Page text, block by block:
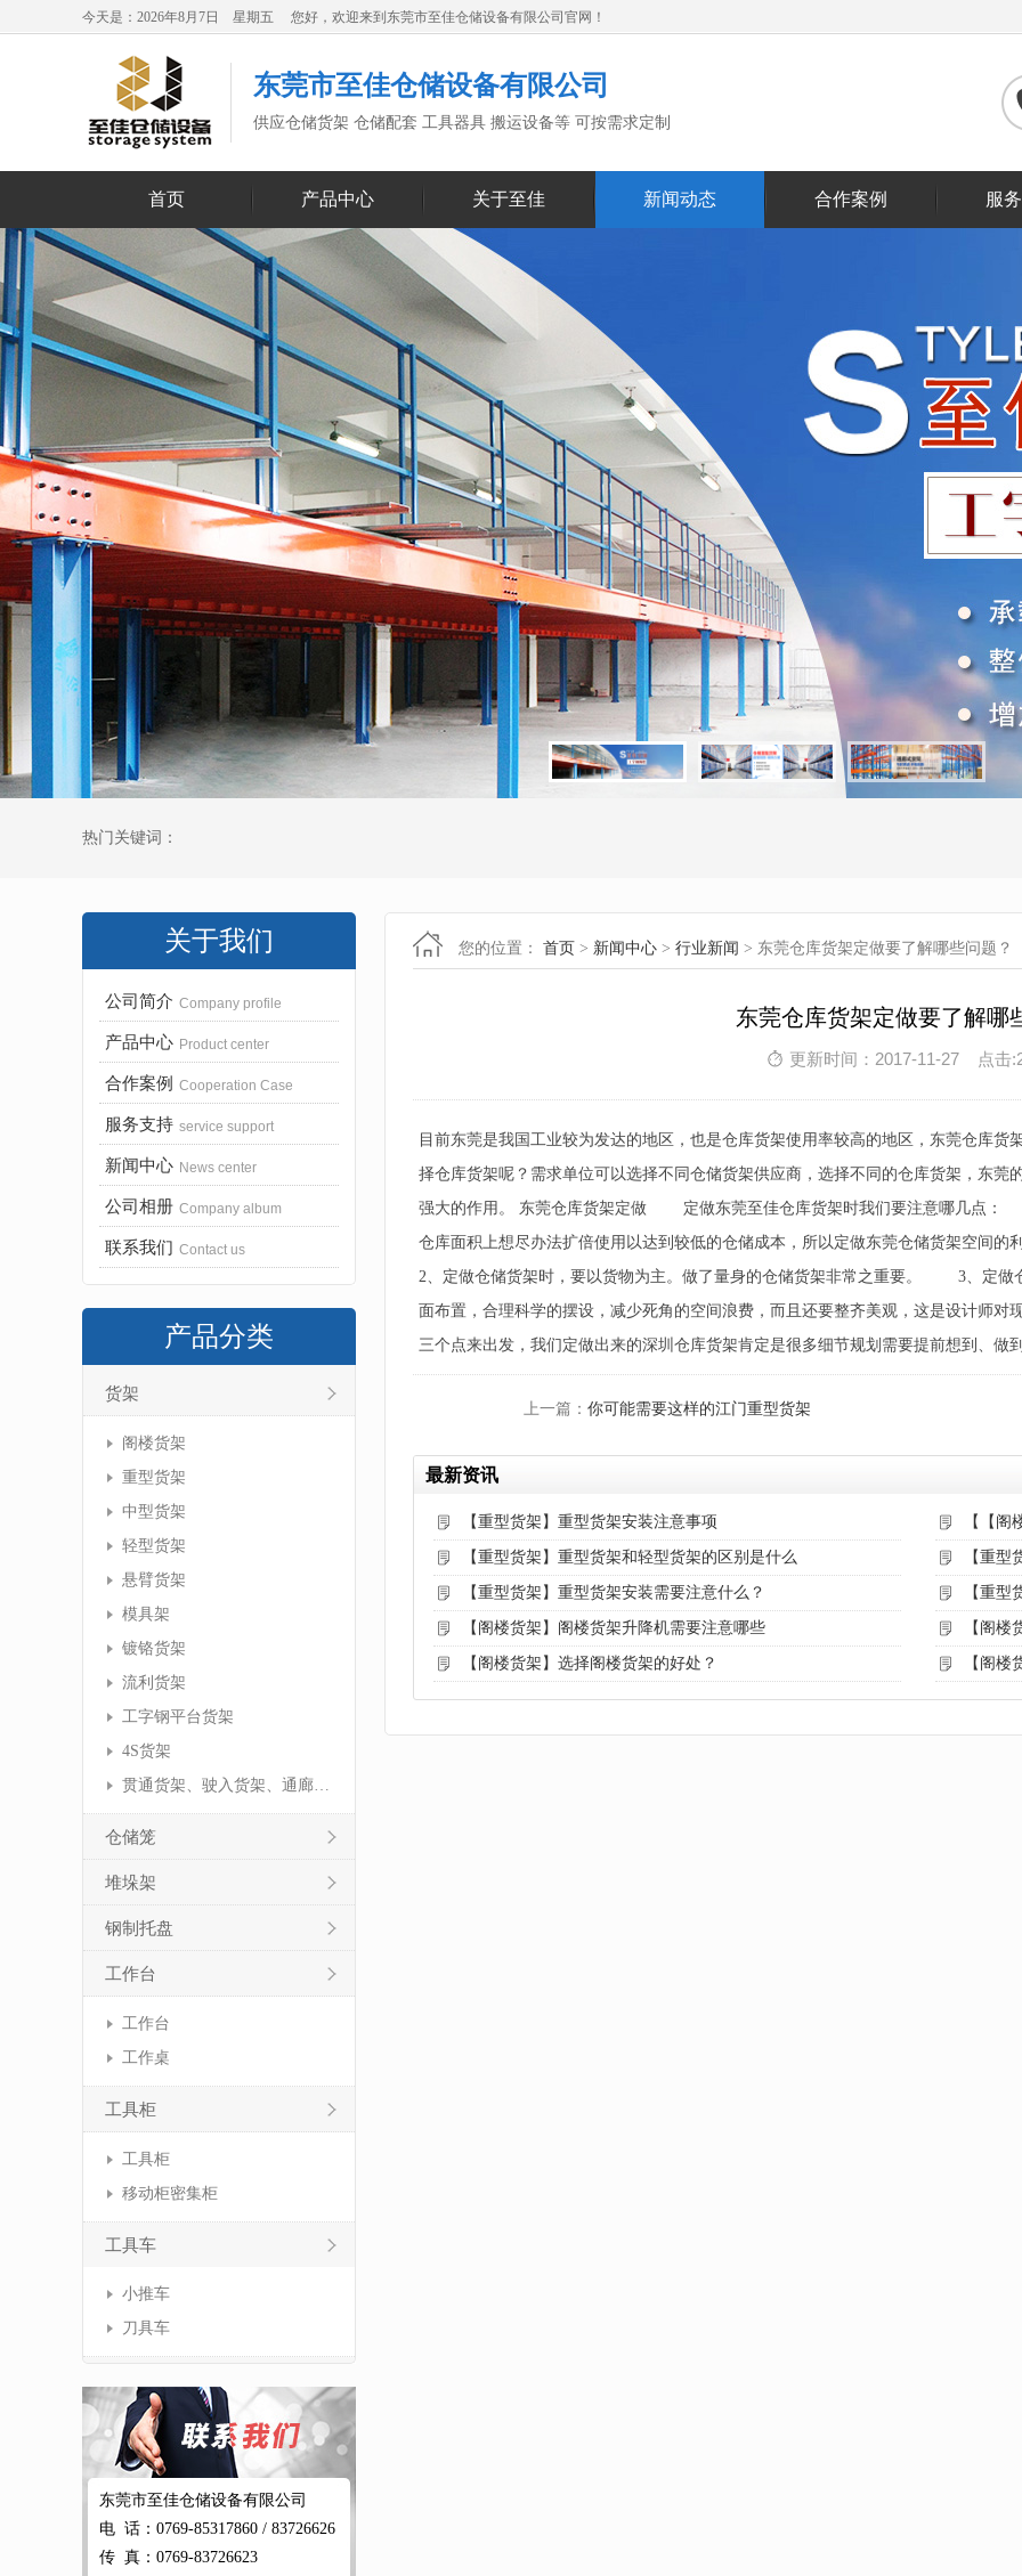
今天是：2026年8月7日 星期五 您好，欢迎来到东莞市至佳仓储设备有限公司官网！
东莞市至佳仓储设备有限公司
供应仓储货架 仓储配套 工具器具 搬运设备等 可按需求定制
首页 产品中心 关于至佳 新闻动态 合作案例 服
热门关键词：
关于我们
公司简介 Company profile
产品中心 Product center
合作案例 Cooperation Case
服务支持 service support
新闻中心 News center
公司相册 Company album
联系我们 Contact us
产品分类
货架
阁楼货架
重型货架
中型货架
轻型货架
悬臂货架
模具架
镀铬货架
流利货架
工字钢平台货架
4S货架
贯通货架、驶入货架、通廊货架
仓储笼
堆垛架
钢制托盘
工作台
工作台
工作桌
工具柜
工具柜
移动柜密集柜
工具车
小推车
刀具车
东莞市至佳仓储设备有限公司
电 话：0769-85317860 / 83726626
传 真：0769-83726623
您的位置： 首页 > 新闻中心 > 行业新闻 > 东莞仓库货架定做要了解哪些问题？
东莞仓库货架定做要了解哪
更新时间：2017-11-27 点击
目前东莞是我国工业较为发达的地区，也是仓库货架使用率较高的地区，东莞仓库
择仓库货架呢？需求单位可以选择不同仓储货架供应商，选择不同的仓库货架，东莞
强大的作用。 东莞仓库货架定做 定做东莞至佳仓库货架时我们要注意哪几点：
仓库面积上想尽办法扩倍使用以达到较低的仓储成本，所以定做东莞仓储货架空
2、定做仓储货架时，要以货物为主。做了量身的仓储货架非常之重要。 3、定做
面布置，合理科学的摆设，减少死角的空间浪费，而且还要整齐美观，这是设计
三个点来出发，我们定做出来的深圳仓库货架肯定是很多细节规划需要提前想到、做
上一篇： 你可能需要这样的江门重型货架
最新资讯
【重型货架】重型货架安装注意事项 【【阁
【重型货架】重型货架和轻型货架的区别是什么 【重型
【重型货架】重型货架安装需要注意什么？ 【重型
【阁楼货架】阁楼货架升降机需要注意哪些 【阁
【阁楼货架】选择阁楼货架的好处？ 【阁楼